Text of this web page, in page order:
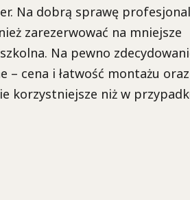
Na dobrą sprawę
zarezerwować na mniejsze
Na pewno
cena i łatwość montażu oraz
korzystniejsze niż w